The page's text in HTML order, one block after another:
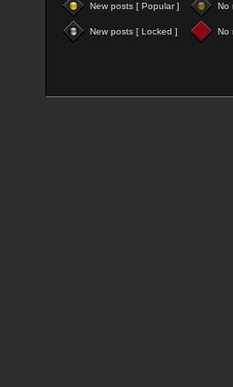
New posts [ Popular ] No
New posts [ Locked ] No